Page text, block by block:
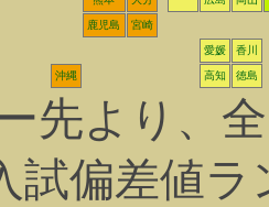
鹿児島 宮崎
愛媛 香川
沖縄 高知 徳島
先より、
試偏差値